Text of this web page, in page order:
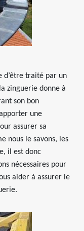
d’être traité par un
zinguerie donne à
son bon
une
assurer sa
nous le savons, les
il est donc
nécessaires pour
aider à assurer le